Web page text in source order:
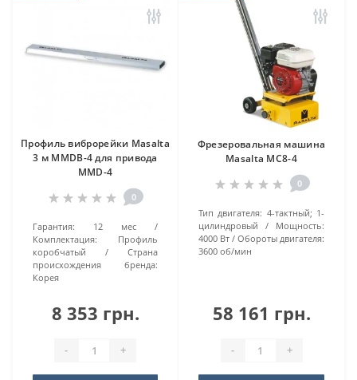
Профиль виброрейки Masalta
3 м MMDB-4 для привода
MMD-4
0
Гарантия:
12 мес
Комплектация:
Профиль
коробчатый
Страна
происхождения бренда:
Корея
8 353 грн.
- +
Фрезеровальная машина
Masalta MC8-4
0
Тип двигателя: 4-тактный; 1-
цилиндровый
Мощность:
4000 Вт
Обороты двигателя:
3600 об/мин
58 161 грн.
- +